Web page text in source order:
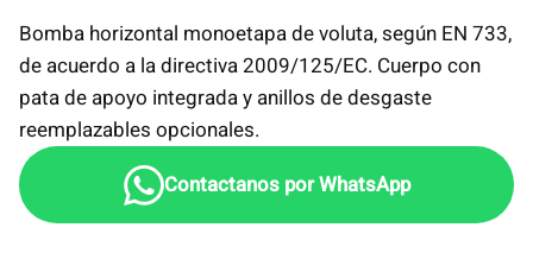
Bomba horizontal monoetapa de voluta, según EN 733,
de acuerdo a la directiva 2009/125/EC. Cuerpo con
pata de apoyo integrada y anillos de desgaste
reemplazables opcionales.